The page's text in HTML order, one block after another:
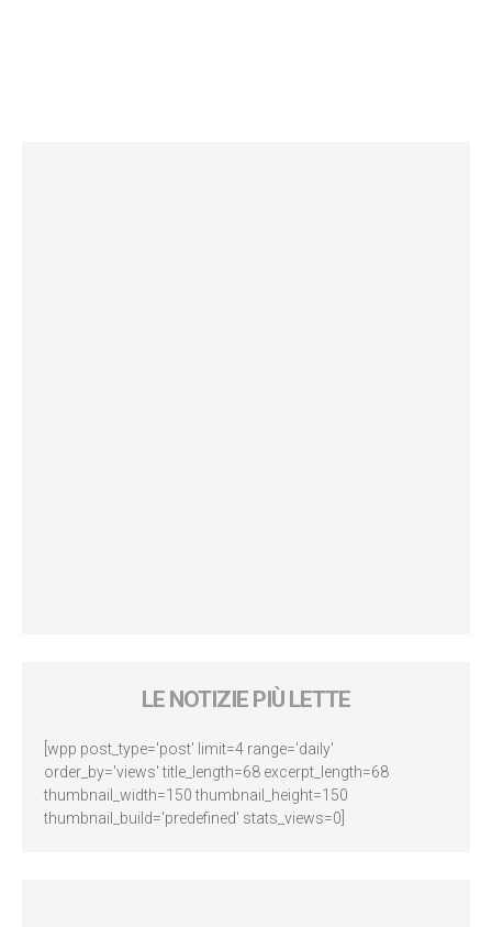
LE NOTIZIE PIÙ LETTE
[wpp post_type='post' limit=4 range='daily'
order_by='views' title_length=68 excerpt_length=68
thumbnail_width=150 thumbnail_height=150
thumbnail_build='predefined' stats_views=0]